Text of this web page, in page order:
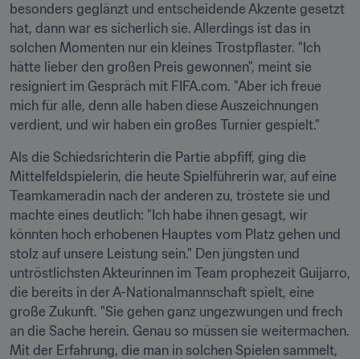
besonders geglänzt und entscheidende Akzente gesetzt
hat, dann war es sicherlich sie. Allerdings ist das in
solchen Momenten nur ein kleines Trostpflaster. "Ich
hätte lieber den großen Preis gewonnen", meint sie
resigniert im Gespräch mit FIFA.com. "Aber ich freue
mich für alle, denn alle haben diese Auszeichnungen
verdient, und wir haben ein großes Turnier gespielt."
Als die Schiedsrichterin die Partie abpfiff, ging die
Mittelfeldspielerin, die heute Spielführerin war, auf eine
Teamkameradin nach der anderen zu, tröstete sie und
machte eines deutlich: "Ich habe ihnen gesagt, wir
könnten hoch erhobenen Hauptes vom Platz gehen und
stolz auf unsere Leistung sein." Den jüngsten und
untröstlichsten Akteurinnen im Team prophezeit Guijarro,
die bereits in der A-Nationalmannschaft spielt, eine
große Zukunft. "Sie gehen ganz ungezwungen und frech
an die Sache herein. Genau so müssen sie weitermachen.
Mit der Erfahrung, die man in solchen Spielen sammelt,